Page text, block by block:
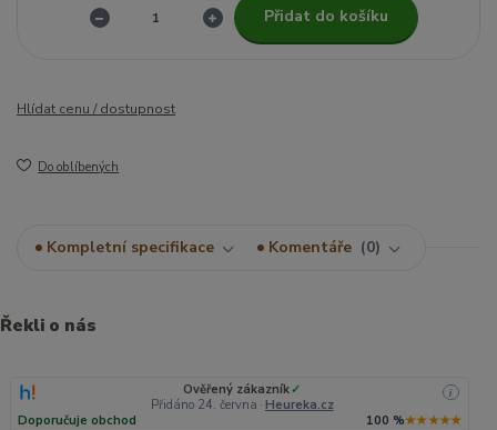
Přidat do košíku
Hlídat cenu / dostupnost
Do oblíbených
Kompletní specifikace Komentáře 0
Řekli o nás
Ověřený zákazník ✓
Přidáno 24. června · Heureka.cz
i
Doporučuje obchod 100 %★★★★★